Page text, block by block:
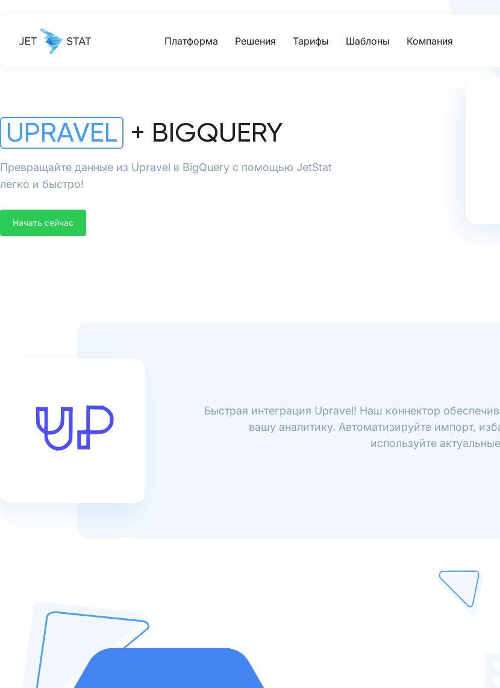
Платформа Решения Тарифы Шаблоны Компания
UPRAVEL + BIGQUERY
Превращайте данные из Upravel в BigQuery с помощью JetStat
легко и быстро!
Начать сейчас
Быстрая интеграция Upravel! Наш коннектор
вашу аналитику. Автоматизируйте импорт,
используйте